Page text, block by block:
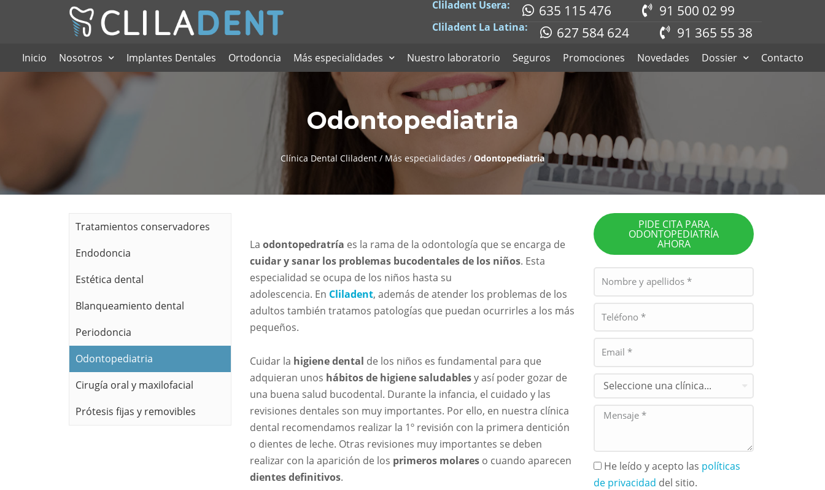
Cliladent Usera: 635 115 476 91 500 02 99
Cliladent La Latina: 627 584 624 91 365 55 38
Inicio Nosotros Implantes Dentales Ortodoncia Más especialidades Nuestro laboratorio Seguros Promociones Novedades Dossier Contacto
Odontopediatria
Clínica Dental Cliladent / Más especialidades / Odontopediatria
Tratamientos conservadores
Endodoncia
Estética dental
Blanqueamiento dental
Periodoncia
Odontopediatria
Cirugía oral y maxilofacial
Prótesis fijas y removibles
La odontopedratría es la rama de la odontología que se encarga de
cuidar y sanar los problemas bucodentales de los niños. Esta
especialidad se ocupa de los niños hasta su
adolescencia. En Cliladent, además de atender los problemas de los
adultos también tratamos patologías que puedan ocurrirles a los más
pequeños.
Cuidar la higiene dental de los niños es fundamental para que
adquieran unos hábitos de higiene saludablesy así poder gozar de
una buena salud bucodental. Durante la infancia, el cuidado y las
revisiones dentales son muy importantes. Por ello, en nuestra clínica
dental recomendamos realizar la 1º revisión con la primera dentición
o dientes de leche. Otras revisiones muy importantes se deben
realizar con la aparición de los primeros molares o cuando aparecen
dientes definitivos.
PIDE CITA PARA
ODONTOPEDIATRÍA
AHORA
He leído y acepto las políticas
de privacidad del sitio.